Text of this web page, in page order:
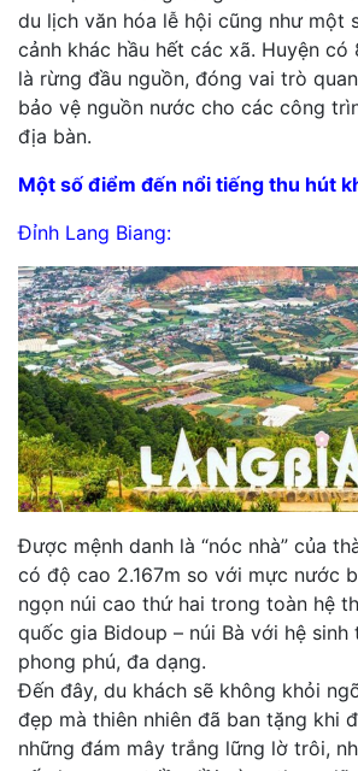
du lịch văn hóa lễ hội cũng như một
cảnh khác hầu hết các xã. Huyện
là rừng đầu nguồn, đóng vai trò
bảo vệ nguồn nước cho các công
địa bàn.
Một số điểm đến nổi tiếng thu hút
Đỉnh Lang Biang:
Được mệnh danh là “nóc nhà” của
có độ cao 2.167m so với mực nước
ngọn núi cao thứ hai trong toàn hệ
quốc gia Bidoup – núi Bà với hệ sinh
phong phú, đa dạng.
Đến đây, du khách sẽ không khỏi
đẹp mà thiên nhiên đã ban tặng khi
những đám mây trắng lững lờ trôi,